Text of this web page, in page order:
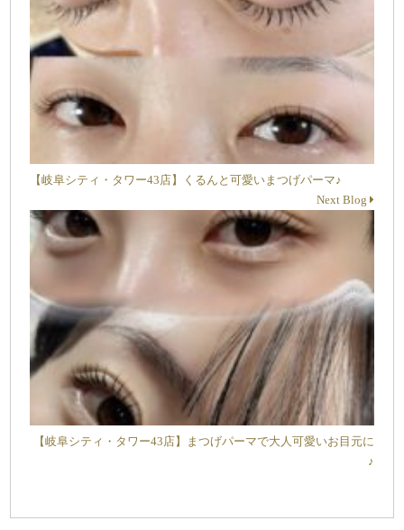
【岐阜シティ・タワー43店】くるんと可愛いまつげパーマ♪
Next Blog
【岐阜シティ・タワー43店】まつげパーマで大人可愛いお目元に
♪